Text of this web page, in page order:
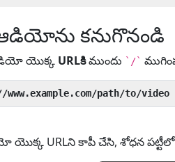
కనుగొనండి
యొక్క URLకిముందు `/`
path/to/video
URLని కాపీ చేసి, శోధన పట్టీలో